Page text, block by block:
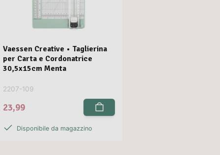
Vaessen Creative • Taglierina
per Carta e Cordonatrice
30,5x15cm Menta
2207-109
23,99
Disponibile da magazzino